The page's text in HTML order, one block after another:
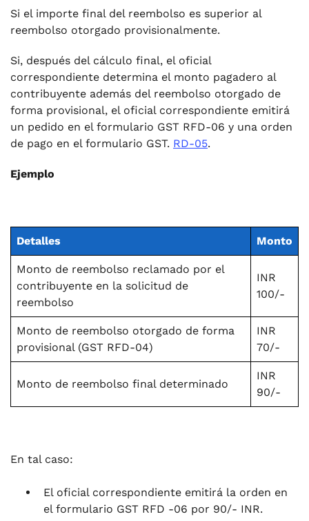
Si el importe final del reembolso es superior al
reembolso otorgado provisionalmente.
Si, después del cálculo final, el oficial
correspondiente determina el monto pagadero al
contribuyente además del reembolso otorgado de
forma provisional, el oficial correspondiente emitirá
un pedido en el formulario GST RFD-06 y una orden
de pago en el formulario GST. RD-05.
Ejemplo
Detalles Monto
Monto de reembolso reclamado por el
contribuyente en la solicitud de
reembolso
INR
100/-
Monto de reembolso otorgado de forma
provisional (GST RFD-04)
INR
70/-
Monto de reembolso final determinado
INR
90/-
En tal caso:
El oficial correspondiente emitirá la orden en
el formulario GST RFD -06 por 90/- INR.